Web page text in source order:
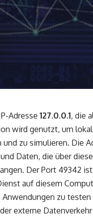
Adresse 127.0.0.1, die
wird genutzt, um
zu simulieren. Die
Daten, die über
Der Port 49342
auf diesem
zu testen
externe